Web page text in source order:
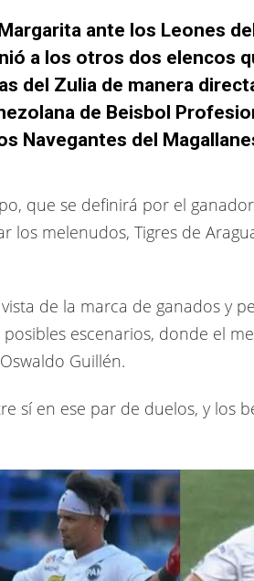
ante los Leones
a los otros dos elencos
del Zulia de manera
de Beisbol
Navegantes del
que se definirá por el
los melenudos, Tigres de
de la marca de ganados y
escenarios, donde el
Guillén.
sí en ese par de duelos, y los